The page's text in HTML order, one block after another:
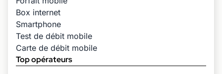
Box internet
Smartphone
Test de débit mobile
Carte de débit mobile
Top opérateurs